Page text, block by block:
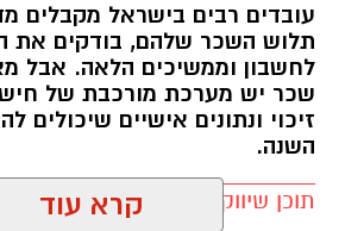
עובדים רבים בישראל מקבלים
תלוש השכר שלהם, בודקים את
לחשבון וממשיכים הלאה. אבל
שכר יש מערכת מורכבת של
זיכוי ונתונים אישיים שיכולים
השנה.
תוכן שיווקי / 12:58 03.08.26 קרא עוד